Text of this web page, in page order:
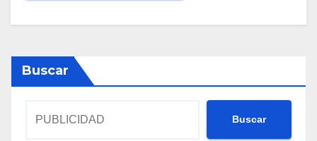
Buscar
Buscar